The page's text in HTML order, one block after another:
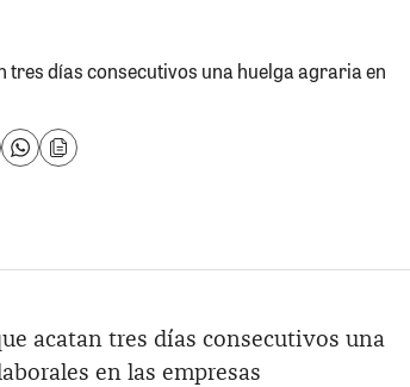
días consecutivos una huelga agraria en
acatan tres días consecutivos una
en las empresas